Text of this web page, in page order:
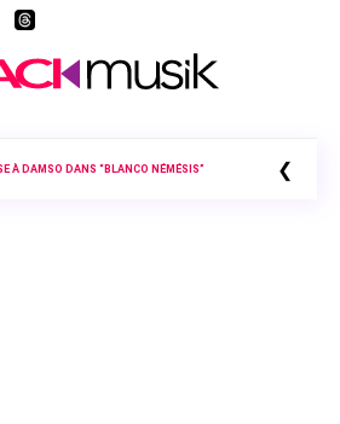
À DAMSO DANS “BLANCO NÉMÉSIS” ❮